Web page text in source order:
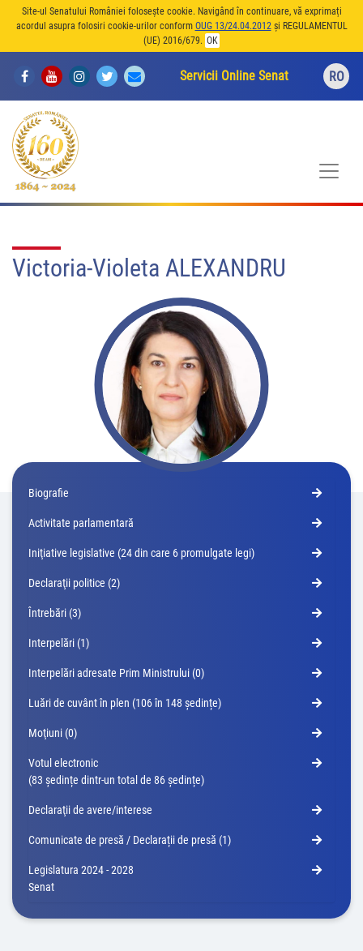
Site-ul Senatului României folosește cookie. Navigând în continuare, vă exprimați
acordul asupra folosiri cookie-urilor conform OUG 13/24.04.2012și REGULAMENTUL
(UE) 2016/679. OK
Servicii Online Senat RO
Victoria-Violeta ALEXANDRU
Biografie
Activitate parlamentară
Iniţiative legislative (24 din care 6 promulgate legi)
Declaraţii politice (2)
Întrebări (3)
Interpelări (1)
Interpelări adresate Prim Ministrului (0)
Luări de cuvânt în plen (106 în 148 ședințe)
Moţiuni (0)
Votul electronic
(83 ședințe dintr-un total de 86 ședințe)
Declaraţii de avere/interese
Comunicate de presă / Declarații de presă (1)
Legislatura 2024 - 2028
Senat